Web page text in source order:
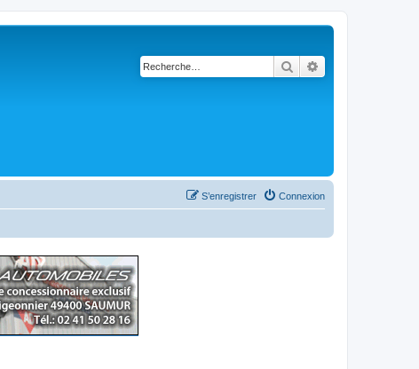
Rechercher
Connexion
S’enregistrer